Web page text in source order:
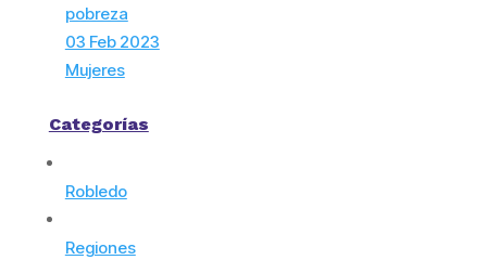
pobreza
03 Feb 2023
Mujeres
Categorías
Robledo
Regiones